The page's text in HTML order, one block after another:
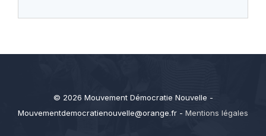
© 2026 Mouvement Démocratie Nouvelle -
Mouvementdemocratienouvelle@orange.fr - Mentions légales